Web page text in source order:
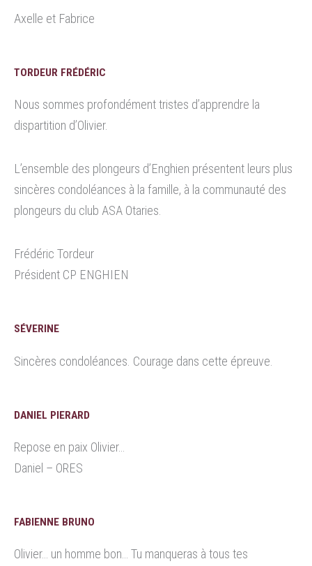
Axelle et Fabrice
TORDEUR FRÉDÉRIC
Nous sommes profondément tristes d’apprendre la
dispartition d’Olivier.
L’ensemble des plongeurs d’Enghien présentent leurs plus
sincères condoléances à la famille, à la communauté des
plongeurs du club ASA Otaries.
Frédéric Tordeur
Président CP ENGHIEN
SÉVERINE
Sincères condoléances. Courage dans cette épreuve.
DANIEL PIERARD
Repose en paix Olivier…
Daniel – ORES
FABIENNE BRUNO
Olivier… un homme bon… Tu manqueras à tous tes